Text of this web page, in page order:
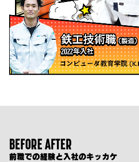
BEFORE AFTER
前職での経験と入社のキッカケ